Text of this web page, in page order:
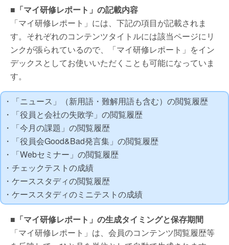
■「マイ研修レポート」の記載内容
「マイ研修レポート」には、下記の項目が記載されま
す。それぞれのコンテンツタイトルには該当ページにリ
ンクが張られているので、「マイ研修レポート」をイン
デックスとしてお使いいただくことも可能になっていま
す。
・「ニュース」（新用語・難解用語も含む）の閲覧履歴
・「役員と会社の失敗学」の閲覧履歴
・「今月の課題」の閲覧履歴
・「役員会Good&Bad発言集」の閲覧履歴
・「Webセミナー」の閲覧履歴
・チェックテストの成績
・ケーススタディの閲覧履歴
・ケーススタディのミニテストの成績
■「マイ研修レポート」の生成タイミングと保存期間
「マイ研修レポート」は、会員のコンテンツ閲覧履歴等